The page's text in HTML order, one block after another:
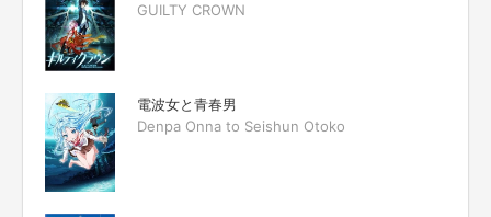
GUILTY CROWN
電波女と青春男
Denpa Onna to Seishun Otoko